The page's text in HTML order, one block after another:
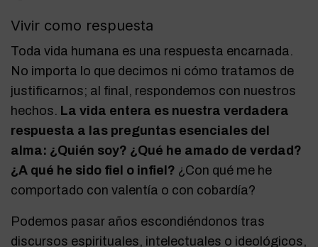
Vivir como respuesta
Toda vida humana es una respuesta encarnada.
No importa lo que decimos ni cómo tratamos de
justificarnos; al final, respondemos con nuestros
hechos. La vida entera es nuestra verdadera
respuesta a las preguntas esenciales del
alma: ¿Quién soy? ¿Qué he amado de verdad?
¿A qué he sido fiel o infiel? ¿Con qué me he
comportado con valentía o con cobardía?
Podemos pasar años escondiéndonos tras
discursos espirituales, intelectuales o ideológicos,